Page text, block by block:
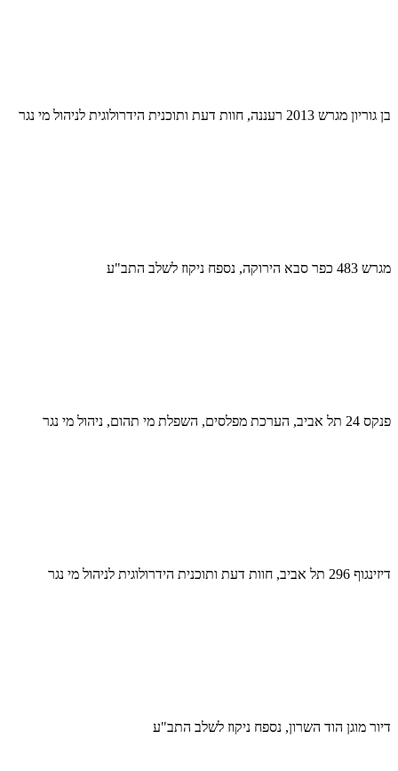
בן גוריון מגרש 2013 רעננה, חוות דעת ותוכנית הידרולוגית לניהול מי נגר
מגרש 483 כפר סבא הירוקה, נספח ניקוז לשלב התב"ע
פנקס 24 תל אביב, הערכת מפלסים, השפלת מי תהום, ניהול מי נגר
דיזינגוף 296 תל אביב, חוות דעת ותוכנית הידרולוגית לניהול מי נגר
דיור מוגן הוד השרון, נספח ניקוז לשלב התב"ע